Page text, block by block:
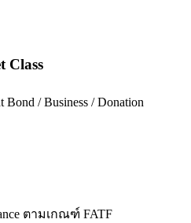
Class
Bond / Business / Donation
ตามเกณฑ์ FATF